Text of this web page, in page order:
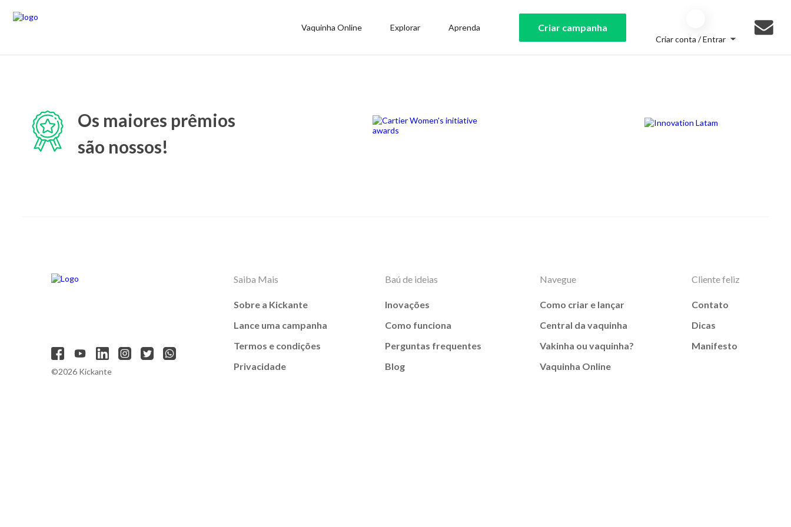
Vaquinha Online Explorar Aprenda Criar campanha
Criar conta / Entrar
Os maiores prêmios
são nossos!
©2026 Kickante
Saiba Mais
Sobre a Kickante
Lance uma campanha
Termos e condições
Privacidade
Baú de ideias
Inovações
Como funciona
Perguntas frequentes
Blog
Navegue
Como criar e lançar
Central da vaquinha
Vakinha ou vaquinha?
Vaquinha Online
Cliente feliz
Contato
Dicas
Manifesto